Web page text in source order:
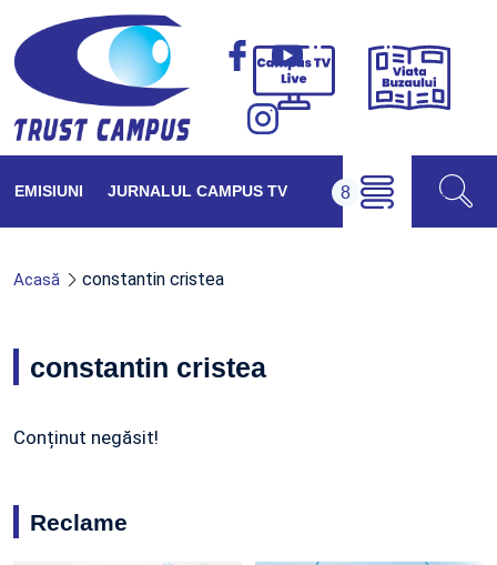
Campus
Viața
EMISIUNI JURNALUL CAMPUS TV
Acasă constantin cristea
constantin cristea
Conținut negăsit!
Reclame